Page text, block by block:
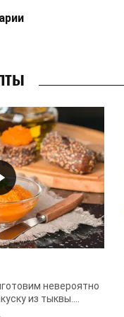
невероятно
из тыквы.
Для